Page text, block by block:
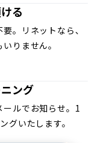
る
。リネットなら、
りません。
ング
ルでお知らせ。1
グいたします。